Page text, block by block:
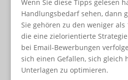
Wenn Sie diese Tipps gelesen
Handlungsbedarf sehen, dann
Sie gehören zu den weniger als
die eine zielorientierte
bei Email-Bewerbungen
sich einen Gefallen, sich gleich
Unterlagen zu optimieren.